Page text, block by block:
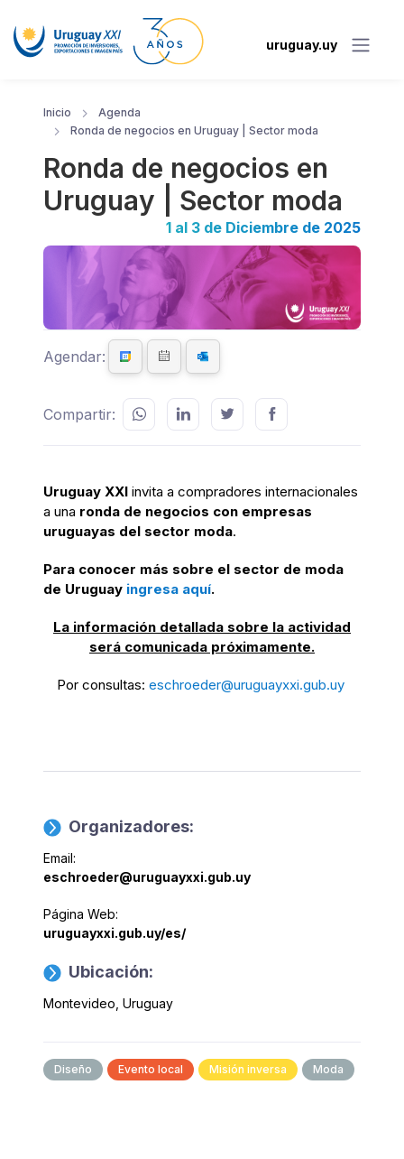
uruguay.uy
Inicio
Agenda
Ronda de negocios en Uruguay | Sector moda
Ronda de negocios en
Uruguay | Sector moda
1 al 3 de Diciembre de 2025
Agendar:
Compartir:
Uruguay XXI invita a compradores internacionales
a una ronda de negocios con empresas
uruguayas del sector moda.
Para conocer más sobre el sector de moda
de Uruguay ingresa aquí.
La información detallada sobre la actividad
será comunicada próximamente.
Por consultas: eschroeder@uruguayxxi.gub.uy
Organizadores:
Email:
eschroeder@uruguayxxi.gub.uy
Página Web:
uruguayxxi.gub.uy/es/
Ubicación:
Montevideo, Uruguay
Diseño Evento local Misión inversa Moda